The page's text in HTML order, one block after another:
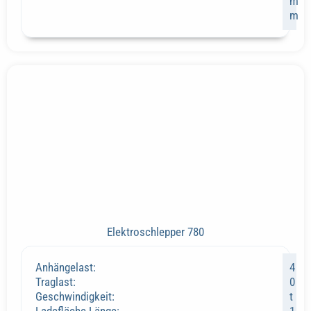
m
Elektroschlepper 780
Anhängelast:
Traglast:
Geschwindigkeit:
4
0
t